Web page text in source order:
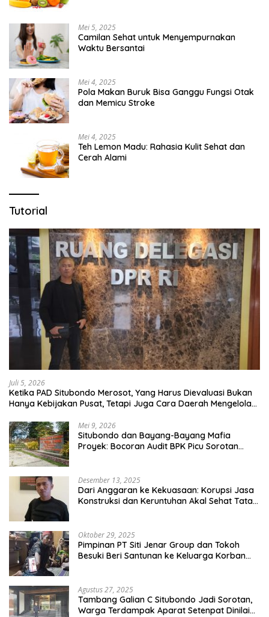
Mei 5, 2025
Camilan Sehat untuk Menyempurnakan
Waktu Bersantai
Mei 4, 2025
Pola Makan Buruk Bisa Ganggu Fungsi Otak
dan Memicu Stroke
Mei 4, 2025
Teh Lemon Madu: Rahasia Kulit Sehat dan
Cerah Alami
Tutorial
Juli 5, 2026
Ketika PAD Situbondo Merosot, Yang Harus Dievaluasi Bukan
Hanya Kebijakan Pusat, Tetapi Juga Cara Daerah Mengelola
Mei 9, 2026
Situbondo dan Bayang-Bayang Mafia
Proyek: Bocoran Audit BPK Picu Sorotan
Desember 13, 2025
Dari Anggaran ke Kekuasaan: Korupsi Jasa
Konstruksi dan Keruntuhan Akal Sehat Tata
Oktober 29, 2025
Pimpinan PT Siti Jenar Group dan Tokoh
Besuki Beri Santunan ke Keluarga Korban
Agustus 27, 2025
Tambang Galian C Situbondo Jadi Sorotan,
Warga Terdampak Aparat Setenpat Dinilai